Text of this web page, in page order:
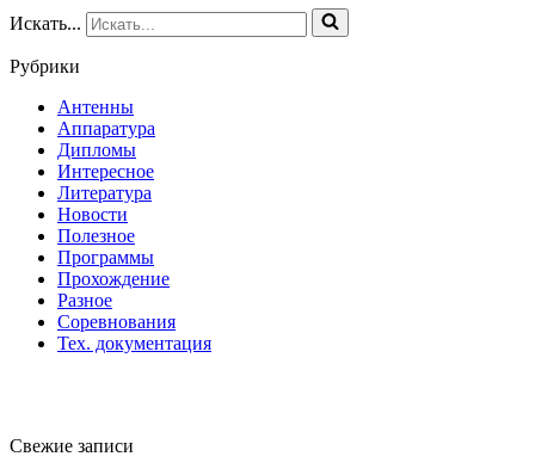
Искать...
Рубрики
Антенны
Аппаратура
Дипломы
Интересное
Литература
Новости
Полезное
Программы
Прохождение
Разное
Соревнования
Тех. документация
Свежие записи